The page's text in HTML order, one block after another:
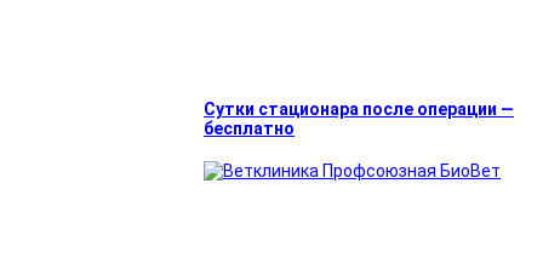
Сутки стационара после операции —
бесплатно